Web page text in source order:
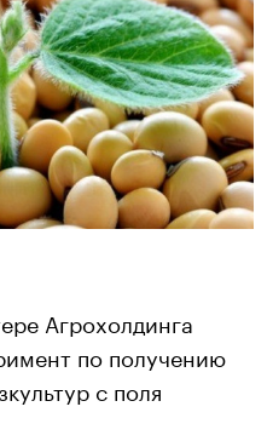
Агрохолдинга
по получению
с поля